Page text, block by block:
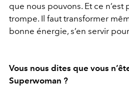
que nous pouvons. Et ce n’est
trompe. Il faut transformer
bonne énergie, s’en servir
Vous nous dites que vous
Superwoman ?